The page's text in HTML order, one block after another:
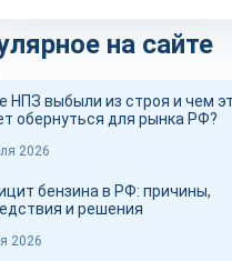
на сайте
НПЗ выбыли из строя и чем
обернуться для рынка РФ?
2026
бензина в РФ: причины,
и решения
2026